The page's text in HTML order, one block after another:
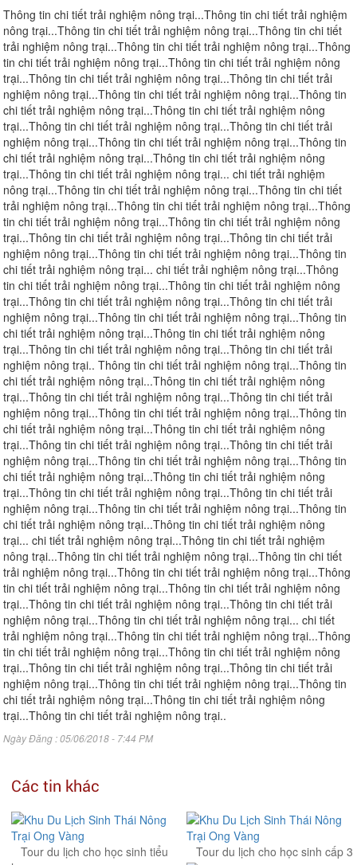
Thông tin chi tiết trải nghiệm nông trại...Thông tin chi tiết trải nghiệm
nông trại...Thông tin chi tiết trải nghiệm nông trại...Thông tin chi tiết
trải nghiệm nông trại...Thông tin chi tiết trải nghiệm nông trại...Thông
tin chi tiết trải nghiệm nông trại...Thông tin chi tiết trải nghiệm nông
trại...Thông tin chi tiết trải nghiệm nông trại...Thông tin chi tiết trải
nghiệm nông trại...Thông tin chi tiết trải nghiệm nông trại...Thông tin
chi tiết trải nghiệm nông trại...Thông tin chi tiết trải nghiệm nông
trại...Thông tin chi tiết trải nghiệm nông trại...Thông tin chi tiết trải
nghiệm nông trại...Thông tin chi tiết trải nghiệm nông trại...Thông tin
chi tiết trải nghiệm nông trại...Thông tin chi tiết trải nghiệm nông
trại...Thông tin chi tiết trải nghiệm nông trại...chi tiết trải nghiệm
nông trại...Thông tin chi tiết trải nghiệm nông trại...Thông tin chi tiết
trải nghiệm nông trại...Thông tin chi tiết trải nghiệm nông trại...Thông
tin chi tiết trải nghiệm nông trại...Thông tin chi tiết trải nghiệm nông
trại...Thông tin chi tiết trải nghiệm nông trại...Thông tin chi tiết trải
nghiệm nông trại...Thông tin chi tiết trải nghiệm nông trại...Thông tin
chi tiết trải nghiệm nông trại... chi tiết trải nghiệm nông trại...Thông
tin chi tiết trải nghiệm nông trại...Thông tin chi tiết trải nghiệm nông
trại...Thông tin chi tiết trải nghiệm nông trại...Thông tin chi tiết trải
nghiệm nông trại...Thông tin chi tiết trải nghiệm nông trại...Thông tin
chi tiết trải nghiệm nông trại...Thông tin chi tiết trải nghiệm nông
trại...Thông tin chi tiết trải nghiệm nông trại...Thông tin chi tiết trải
nghiệm nông trại..Thông tin chi tiết trải nghiệm nông trại...Thông tin
chi tiết trải nghiệm nông trại...Thông tin chi tiết trải nghiệm nông
trại...Thông tin chi tiết trải nghiệm nông trại...Thông tin chi tiết trải
nghiệm nông trại...Thông tin chi tiết trải nghiệm nông trại...Thông tin
chi tiết trải nghiệm nông trại...Thông tin chi tiết trải nghiệm nông
trại...Thông tin chi tiết trải nghiệm nông trại...Thông tin chi tiết trải
nghiệm nông trại...Thông tin chi tiết trải nghiệm nông trại...Thông tin
chi tiết trải nghiệm nông trại...Thông tin chi tiết trải nghiệm nông
trại...Thông tin chi tiết trải nghiệm nông trại...Thông tin chi tiết trải
nghiệm nông trại...Thông tin chi tiết trải nghiệm nông trại...Thông tin
chi tiết trải nghiệm nông trại...Thông tin chi tiết trải nghiệm nông
trại...chi tiết trải nghiệm nông trại...Thông tin chi tiết trải nghiệm
nông trại...Thông tin chi tiết trải nghiệm nông trại...Thông tin chi tiết
trải nghiệm nông trại...Thông tin chi tiết trải nghiệm nông trại...Thông
tin chi tiết trải nghiệm nông trại...Thông tin chi tiết trải nghiệm nông
trại...Thông tin chi tiết trải nghiệm nông trại...Thông tin chi tiết trải
nghiệm nông trại...Thông tin chi tiết trải nghiệm nông trại... chi tiết
trải nghiệm nông trại...Thông tin chi tiết trải nghiệm nông trại...Thông
tin chi tiết trải nghiệm nông trại...Thông tin chi tiết trải nghiệm nông
trại...Thông tin chi tiết trải nghiệm nông trại...Thông tin chi tiết trải
nghiệm nông trại...Thông tin chi tiết trải nghiệm nông trại...Thông tin
chi tiết trải nghiệm nông trại...Thông tin chi tiết trải nghiệm nông
trại...Thông tin chi tiết trải nghiệm nông trại..
Ngày Đăng : 05/06/2018 - 7:44 PM
Các tin khác
Tour du lịch cho học sinh tiểu
Tour du lịch cho học sinh cấp 3